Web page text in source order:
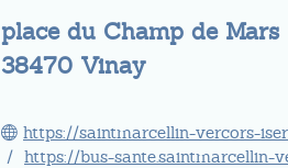
place du Champ de Mars
38470 Vinay
https://saintmarcellin-vercors-
/ https://bus-sante.saintmarcellin-